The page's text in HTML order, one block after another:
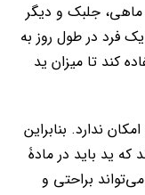
ماهی، جلبک و دیگر
یک فرد در طول روز به
کند تا میزان ید
ندارد. بنابراین
که ید باید در مادۀ
براحتی و